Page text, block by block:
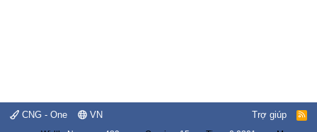
CNG - One VN Trợ giúp
R